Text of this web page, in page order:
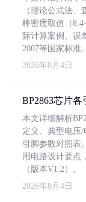
（理论公式法
棒密度取值（
际计算案例、误
2007等国家标准。
2026年8月4日
BP2863芯片各
本文详细解析
定义、典型电压
引脚参数对照表
用电路设计要点
（版本V1.2）。
2026年8月4日